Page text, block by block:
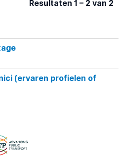
Resultaten 1 – 2 van 2
(ervaren profielen of